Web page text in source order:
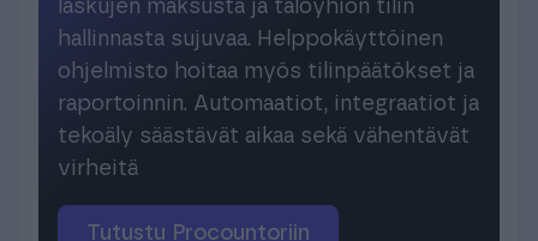
laskujen maksusta ja taloyhiön tilin
hallinnasta sujuvaa. Helppokäyttöinen
ohjelmisto hoitaa myös tilinpäätökset ja
raportoinnin. Automaatiot, integraatiot ja
tekoäly säästävät aikaa sekä vähentävät
virheitä
Tutustu Procountoriin